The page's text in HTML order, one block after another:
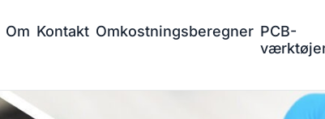
Om Kontakt Omkostningsberegner PCB-